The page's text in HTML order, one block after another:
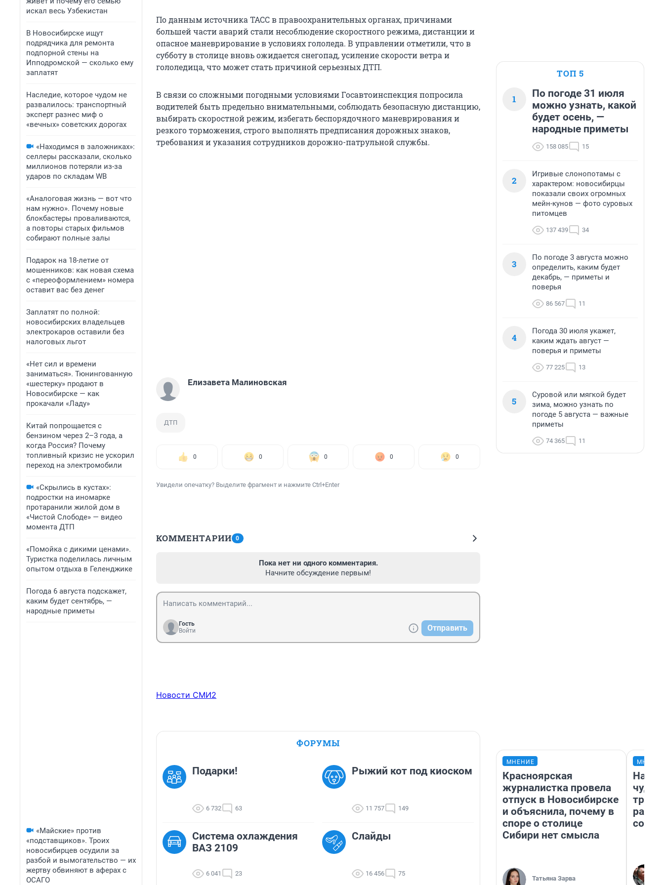
искал весь Узбекистан
В Новосибирске ищут
подрядчика для ремонта
подпорной стены на
Ипподромской — сколько ему
заплатят
Наследие, которое чудом не
развалилось: транспортный
эксперт разнес миф о
«вечных» советских дорогах
«Находимся в заложниках»:
селлеры рассказали, сколько
миллионов потеряли из-за
ударов по складам WB
«Аналоговая жизнь — вот что
нам нужно». Почему новые
блокбастеры проваливаются,
а повторы старых фильмов
собирают полные залы
Подарок на 18-летие от
мошенников: как новая схема
с «переоформлением» номера
оставит вас без денег
Заплатят по полной:
новосибирских владельцев
электрокаров оставили без
налоговых льгот
«Нет сил и времени
заниматься». Тюнингованную
«шестерку» продают в
Новосибирске — как
прокачали «Ладу»
Китай попрощается с
бензином через 2–3 года, а
когда Россия? Почему
топливный кризис не ускорил
переход на электромобили
«Скрылись в кустах»:
подростки на иномарке
протаранили жилой дом в
«Чистой Слободе» — видео
момента ДТП
«Помойка с дикими ценами».
Туристка поделилась личным
опытом отдыха в Геленджике
Погода 6 августа подскажет,
каким будет сентябрь, —
народные приметы
«Майские» против
«подставщиков». Троих
новосибирцев осудили за
разбой и вымогательство — их
жертву обвиняют в аферах с
ОСАГО
По данным источника ТАСС в правоохранительных органах, причинами
большей части аварий стали несоблюдение скоростного режима, дистанции и
опасное маневрирование в условиях гололеда. В управлении отметили, что в
субботу в столице вновь ожидается снегопад, усиление скорости ветра и
гололедица, что может стать причиной серьезных ДТП.
В связи со сложными погодными условиями Госавтоинспекция попросила
водителей быть предельно внимательными, соблюдать безопасную дистанцию,
выбирать скоростной режим, избегать беспорядочного маневрирования и
резкого торможения, строго выполнять предписания дорожных знаков,
требования и указания сотрудников дорожно-патрульной службы.
Елизавета Малиновская
ДТП
0 0 0 0 0
Увидели опечатку? Выделите фрагмент и нажмите Ctrl+Enter
КОММЕНТАРИИ 0
Пока нет ни одного комментария.
Начните обсуждение первым!
Гость
Войти
Отправить
Новости СМИ2
ФОРУМЫ
Подарки!
6 732 63
Рыжий кот под киоском
11 757 149
Система охлаждения
ВАЗ 2109
6 041 23
Слайды
16 456 75
ТОП 5
1
По погоде 31 июля
можно узнать, какой
будет осень, —
народные приметы
158 085 15
2
Игривые слонопотамы с
характером: новосибирцы
показали своих огромных
мейн-кунов — фото суровых
питомцев
137 439 34
3
По погоде 3 августа можно
определить, каким будет
декабрь, — приметы и
поверья
86 567 11
4
Погода 30 июля укажет,
каким ждать август —
поверья и приметы
77 225 13
5
Суровой или мягкой будет
зима, можно узнать по
погоде 5 августа — важные
приметы
74 365 11
МНЕНИЕ
Красноярская
журналистка провела
отпуск в Новосибирске
и объяснила, почему в
споре о столице
Сибири нет смысла
Татьяна Зарва